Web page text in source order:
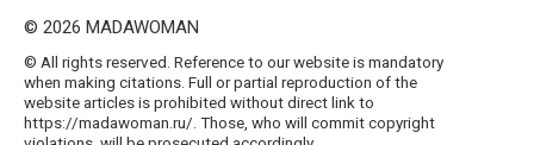
© 2026 MADAWOMAN
© All rights reserved. Reference to our website is mandatory
when making citations. Full or partial reproduction of the
website articles is prohibited without direct link to
https://madawoman.ru/. Those, who will commit copyright